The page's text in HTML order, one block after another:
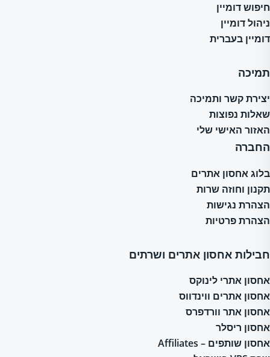
חיפוש דומיין
ניהול דומיין
דומיין בעברית
תמיכה
יצירת קשר ותמיכה
שאלות נפוצות
האזור האישי שלי
החברה
בלוג אחסון אתרים
תקנון וחוזה שרות
הצהרת נגישות
הצהרת פרטיות
חבילות אחסון אתרים ושרתים
אחסון אתרי לינוקס
אחסון אתרים ווינדווס
אחסון אתר וורדפרס
אחסון ריסלר
אחסון שותפים – Affiliates